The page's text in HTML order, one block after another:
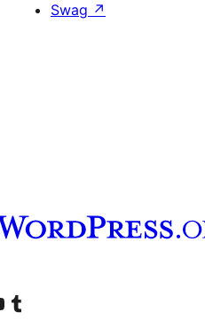
Swag ↗
account
YouTube channel
Visit our Tumblr account